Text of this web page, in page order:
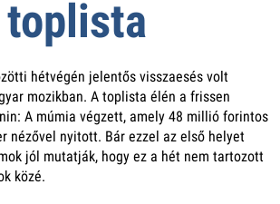
hétvégén jelentős visszaesés volt
mozikban. A toplista élén a frissen
A múmia végzett, amely 48 millió forintos
nézővel nyitott. Bár ezzel az első helyet
jól mutatják, hogy ez a hét nem tartozott
közé.